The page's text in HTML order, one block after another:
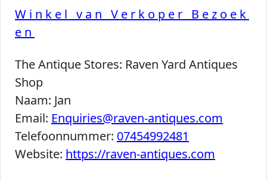
Winkel van Verkoper Bezoek
en
The Antique Stores: Raven Yard Antiques
Shop
Naam: Jan
Email: Enquiries@raven-antiques.com
Telefoonnummer: 07454992481
Website: https://raven-antiques.com